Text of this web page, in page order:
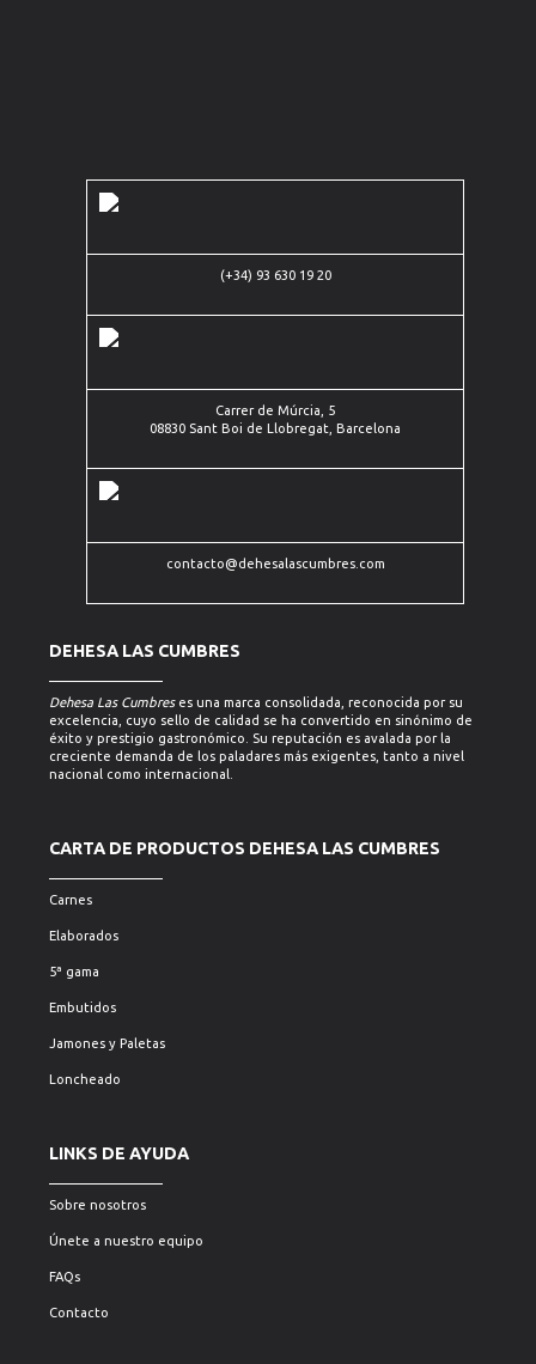
93
630
Carrer de(+34) 93 630 19 20
Carrer de Múrcia, 5
08830 Sant Boi de Llobregat, Barcelona
contacto@dehesalascumbres.com
DEHESA LAS CUMBRES
Dehesa Las Cumbreses una marca consolidada, reconocida por su
excelencia, cuyo sello de calidad se ha convertido en sinónimo de
éxito y prestigio gastronómico. Su reputación es avalada por la
creciente demanda de los paladares más exigentes, tanto a nivel
nacional como internacional.
CARTA DE PRODUCTOS DEHESA LAS CUMBRES
Carnes
Elaborados
5ª gama
Embutidos
Jamones y Paletas
Loncheado
LINKS DE AYUDA
Sobre nosotros
Únete a nuestro equipo
FAQs
Contacto